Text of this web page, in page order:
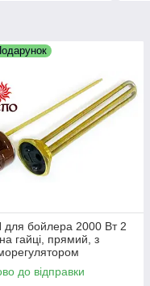
бойлера 2000 Вт 2
гайці, прямий, з
до відправки